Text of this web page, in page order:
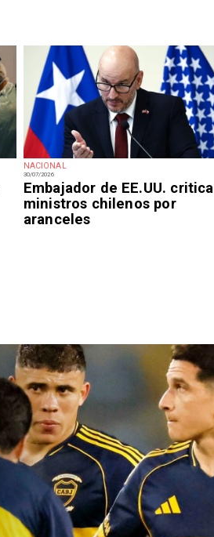
NACIONAL
30/07/2026
Embajador de EE.UU. critica
ministros chilenos por
aranceles